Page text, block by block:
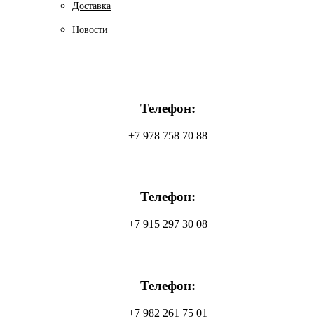
Доставка
Новости
Телефон:
+7 978 758 70 88
Телефон:
+7 915 297 30 08
Телефон:
+7 982 261 75 01